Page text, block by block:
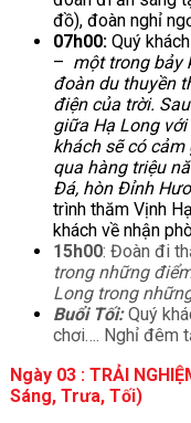
đồ), đoàn nghỉ
07h00: Quý
– một trong bảy
đoàn du thuyền
điện của trời.
giữa Hạ Long
khách sẽ có
qua hàng triệu
Đá, hòn Đỉnh
trình thăm Vịnh
khách về nhận
15h00: Đoàn đi
trong những
Long trong
Buổi Tối:Quý
chơi…. Nghỉ đêm
Ngày 03 : TRẢI
Sáng, Trưa, Tối)